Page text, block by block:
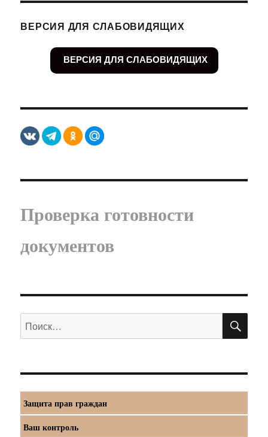
ВЕРСИЯ ДЛЯ СЛАБОВИДЯЩИХ
ВЕРСИЯ ДЛЯ СЛАБОВИДЯЩИХ
Проверка готовности
документов
Искать:
Защита прав граждан
Ваш контроль